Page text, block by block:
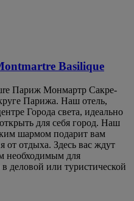
Basilique
Париж Монмартр Сакре-
Парижа. Наш отель,
Города света, идеально
для себя город. Наш
шармом подарит вам
от отдыха. Здесь вас ждут
необходимым для
деловой или туристической